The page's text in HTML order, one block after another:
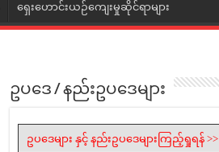
ရှေးဟောင်းယဉ်ကျေးမှုဆိုင်ရာများ
ဥပဒေ / နည်းဥပဒေများ
ဥပဒေများ နှင့် နည်းဥပဒေများကြည့်ရှုရန် >>